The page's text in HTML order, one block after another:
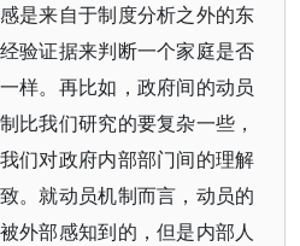
是来自于制度分析之外的东
验证据来判断一个家庭是否
样。再比如，政府间的动员
比我们研究的要复杂一些，
们对政府内部部门间的理解
。就动员机制而言，动员的
外部感知到的，但是内部人